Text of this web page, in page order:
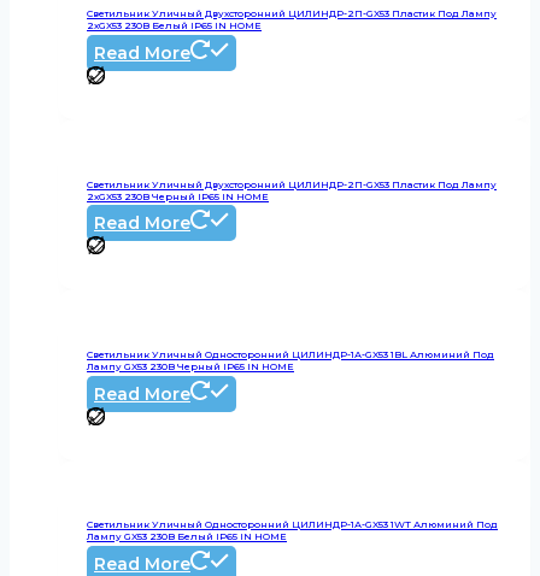
Светильник Уличный Двухсторонний ЦИЛИНДР-2П-GX53 Пластик Под Лампу
2хGX53 230B Белый IP65 IN HOME
Read More
Светильник Уличный Двухсторонний ЦИЛИНДР-2П-GX53 Пластик Под Лампу
2хGX53 230B Черный IP65 IN HOME
Read More
Светильник Уличный Односторонний ЦИЛИНДР-1А-GX53 1BL Алюминий Под
Лампу GX53 230B Черный IP65 IN HOME
Read More
Светильник Уличный Односторонний ЦИЛИНДР-1А-GX53 1WT Алюминий Под
Лампу GX53 230B Белый IP65 IN HOME
Read More